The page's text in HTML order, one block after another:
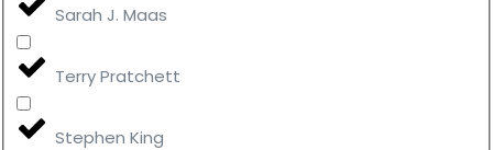
Sarah J. Maas
Terry Pratchett
Stephen King